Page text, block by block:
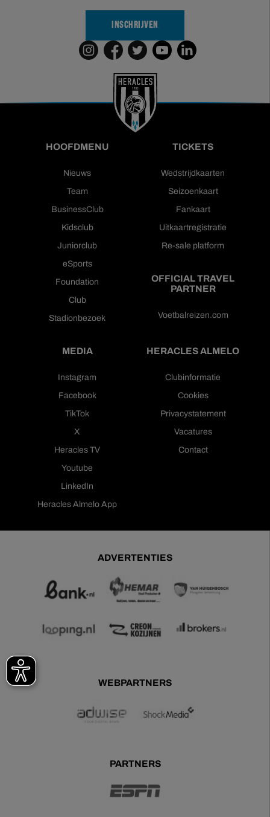
INSCHRIJVEN
HOOFDMENU
Nieuws
Team
BusinessClub
Kidsclub
Juniorclub
eSports
Foundation
Club
Stadionbezoek
TICKETS
Wedstrijdkaarten
Seizoenkaart
Fankaart
Uitkaartregistratie
Re-sale platform
OFFICIAL TRAVEL
PARTNER
Voetbalreizen.com
MEDIA
Instagram
Facebook
TikTok
X
Heracles TV
Youtube
LinkedIn
Heracles Almelo App
HERACLES ALMELO
Clubinformatie
Cookies
Privacystatement
Vacatures
Contact
ADVERTENTIES
WEBPARTNERS
PARTNERS